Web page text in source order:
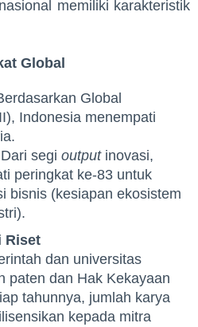
memiliki karakteristik
Global
Global
Indonesia menempati
Dari segi outputinovasi,
peringkat ke-83 untuk
bisnis (kesiapan ekosistem
Riset
dan universitas
paten dan Hak Kekayaan
tahunnya, jumlah karya
kepada mitra